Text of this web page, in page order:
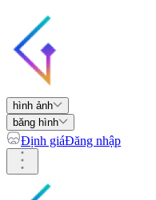
hình ảnh
băng hình
Định giáĐăng nhập